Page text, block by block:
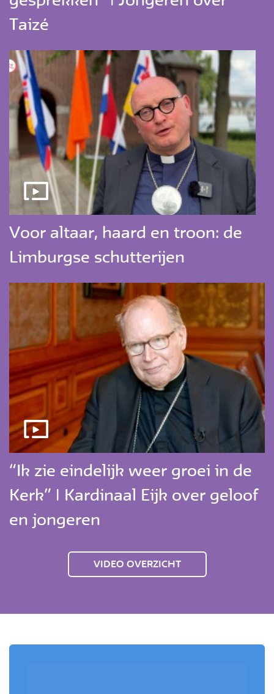
Taizé
Voor altaar, haard en troon: de
Limburgse schutterijen
“Ik zie eindelijk weer groei in de
Kerk” | Kardinaal Eijk over geloof
en jongeren
VIDEO OVERZICHT